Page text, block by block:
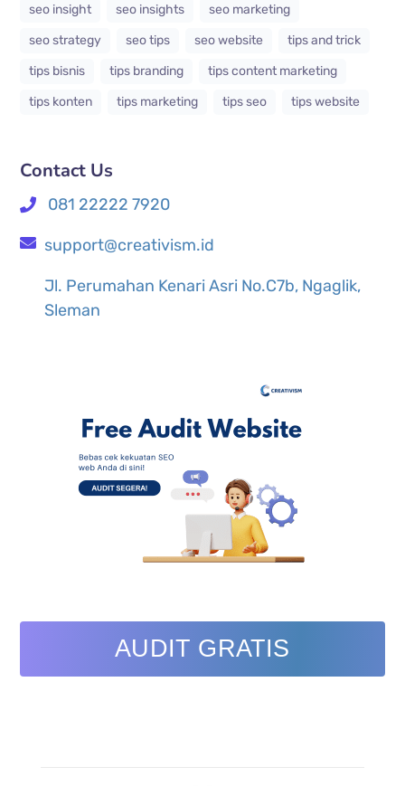
seo insight
seo insights
seo marketing
seo strategy
seo tips seo website
tips and trick
tips bisnis
tips branding
tips content marketing
tips konten
tips marketing tips seo tips website
Contact Us
081 22222 7920
support@creativism.id
Jl. Perumahan Kenari Asri No.C7b, Ngaglik,
Sleman
AUDIT GRATIS